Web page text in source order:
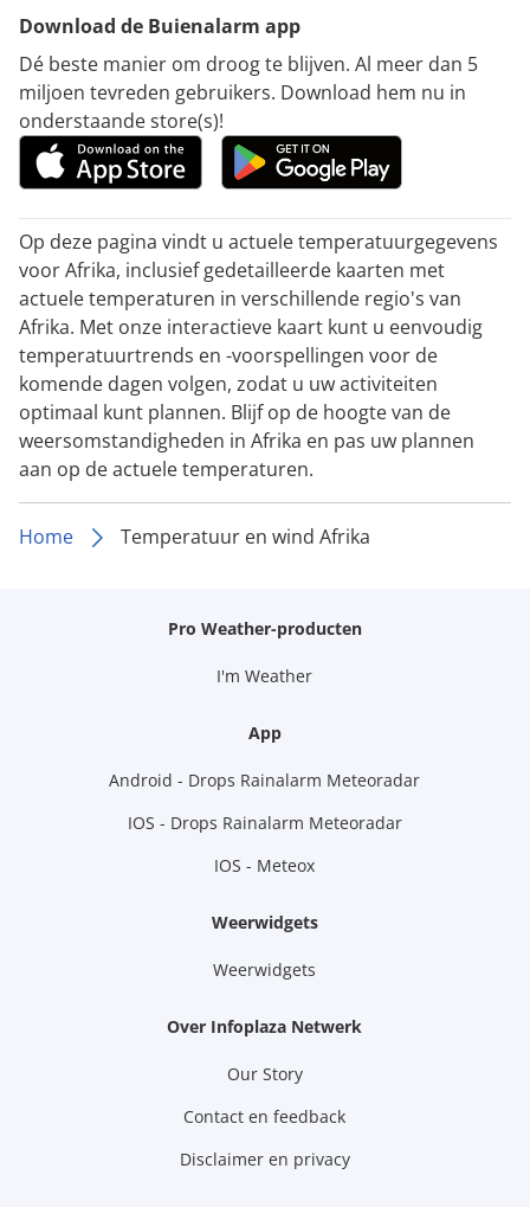
Download de Buienalarm app
Dé beste manier om droog te blijven. Al meer dan 5
miljoen tevreden gebruikers. Download hem nu in
onderstaande store(s)!
Op deze pagina vindt u actuele temperatuurgegevens
voor Afrika, inclusief gedetailleerde kaarten met
actuele temperaturen in verschillende regio's van
Afrika. Met onze interactieve kaart kunt u eenvoudig
temperatuurtrends en -voorspellingen voor de
komende dagen volgen, zodat u uw activiteiten
optimaal kunt plannen. Blijf op de hoogte van de
weersomstandigheden in Afrika en pas uw plannen
aan op de actuele temperaturen.
Home Temperatuur en wind Afrika
Pro Weather-producten
I'm Weather
App
Android - Drops Rainalarm Meteoradar
IOS - Drops Rainalarm Meteoradar
IOS - Meteox
Weerwidgets
Weerwidgets
Over Infoplaza Netwerk
Our Story
Contact en feedback
Disclaimer en privacy